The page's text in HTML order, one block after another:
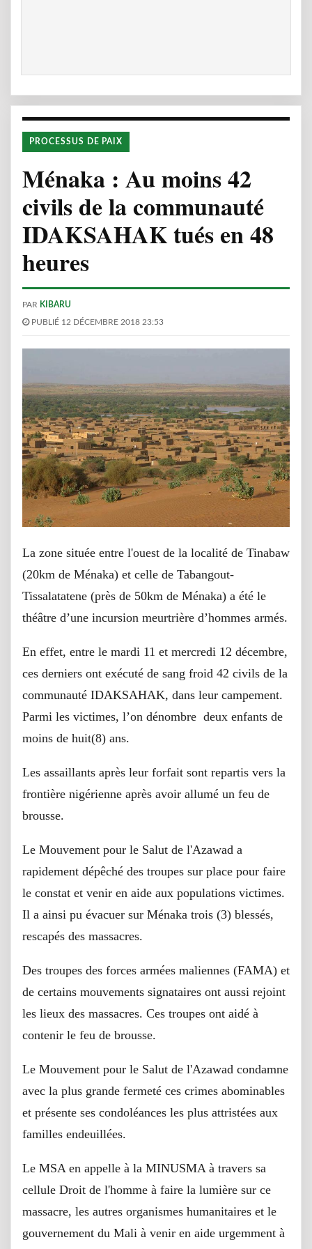
PROCESSUS DE PAIX
Ménaka : Au moins 42
civils de la communauté
IDAKSAHAK tués en 48
heures
PAR KIBARU
PUBLIÉ 12 DÉCEMBRE 2018 23:53
La zone située entre l'ouest de la localité de Tinabaw
(20km de Ménaka) et celle de Tabangout-
Tissalatatene (près de 50km de Ménaka) a été le
théâtre d’une incursion meurtrière d’hommes armés.
En effet, entre le mardi 11 et mercredi 12 décembre,
ces derniers ont exécuté de sang froid 42 civils de la
communauté IDAKSAHAK, dans leur campement.
Parmi les victimes, l’on dénombre deux enfants de
moins de huit(8) ans.
Les assaillants après leur forfait sont repartis vers la
frontière nigérienne après avoir allumé un feu de
brousse.
Le Mouvement pour le Salut de l'Azawad a
rapidement dépêché des troupes sur place pour faire
le constat et venir en aide aux populations victimes.
Il a ainsi pu évacuer sur Ménaka trois (3) blessés,
rescapés des massacres.
Des troupes des forces armées maliennes (FAMA) et
de certains mouvements signataires ont aussi rejoint
les lieux des massacres. Ces troupes ont aidé à
contenir le feu de brousse.
Le Mouvement pour le Salut de l'Azawad condamne
avec la plus grande fermeté ces crimes abominables
et présente ses condoléances les plus attristées aux
familles endeuillées.
Le MSA en appelle à la MINUSMA à travers sa
cellule Droit de l'homme à faire la lumière sur ce
massacre, les autres organismes humanitaires et le
gouvernement du Mali à venir en aide urgemment à